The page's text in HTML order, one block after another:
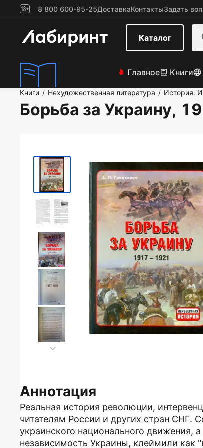
8 800 600-95-25ДоставкаКонтактыЗадать
Каталог
Главное Книги
Книги / Нехудожественная литература / История.
Борьба за Украину,
Аннотация
Реальная история революции,
читателям России и других стран СНГ.
украинского национального движения,
независимость Украины, клеймили как